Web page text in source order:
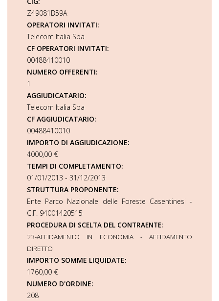
Z49081B59A
OPERATORI INVITATI:
Telecom Italia Spa
CF OPERATORI INVITATI:
00488410010
NUMERO OFFERENTI:
1
AGGIUDICATARIO:
Telecom Italia Spa
CF AGGIUDICATARIO:
00488410010
IMPORTO DI AGGIUDICAZIONE:
4000,00 €
TEMPI DI COMPLETAMENTO:
01/01/2013 - 31/12/2013
STRUTTURA PROPONENTE:
Ente Parco Nazionale delle Foreste Casentinesi -
C.F. 94001420515
PROCEDURA DI SCELTA DEL CONTRAENTE:
23-AFFIDAMENTO IN ECONOMIA - AFFIDAMENTO
DIRETTO
IMPORTO SOMME LIQUIDATE:
1760,00 €
NUMERO D'ORDINE:
208